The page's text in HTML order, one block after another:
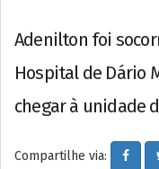
Adenilton foi
Hospital de Dário
chegar à unidade
Compartilhe via: